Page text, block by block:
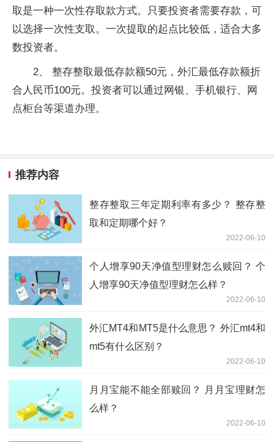
取是一种一次性存取款方式。只要投资者需要存款，可
以选择一次性支取。一次提取的起点比较低，适合大多
数投资者。
2、 整存整取最低存款额50元，外汇最低存款额折
合人民币100元。投资者可以通过网银、手机银行、网
点柜台等渠道办理。
推荐内容
整存整取三年定期利率有多少？ 整存整
取和定期哪个好？
2022-06-10
个人增享90天净值型理财怎么赎回？ 个
人增享90天净值型理财怎么样？
2022-06-10
外汇MT4和MT5是什么意思？ 外汇mt4和
mt5有什么区别？
2022-06-10
月月宝能不能全部赎回？ 月月宝理财怎
么样？
2022-06-10